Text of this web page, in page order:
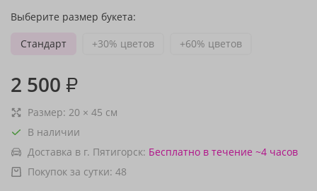
Выберите размер букета:
Стандарт
+30% цветов +60% цветов
2 500 ₽
Размер: 20 × 45 см
В наличии
Доставка в г. Пятигорск: Бесплатно в течение ~4 часов
Покупок за сутки: 48